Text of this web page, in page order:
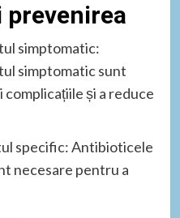
simptomatic:
simptomatic sunt
și a reduce
specific: Antibioticele
necesare pentru a